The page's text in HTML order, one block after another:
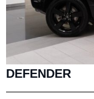
DEFENDER